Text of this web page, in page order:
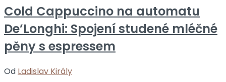
Cold Cappuccino na automatu
De’Longhi: Spojení studené mléčné
pěny s espressem
Od Ladislav Király